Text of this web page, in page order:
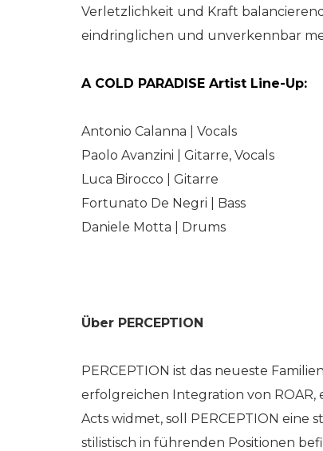
Verletzlichkeit und Kraft
eindringlichen und unverkennbar
A COLD PARADISE Artist Line-Up:
Antonio Calanna | Vocals
Paolo Avanzini | Gitarre, Vocals
Luca Birocco | Gitarre
Fortunato De Negri | Bass
Daniele Motta | Drums
Über PERCEPTION
PERCEPTION ist das neueste
erfolgreichen Integration von ROAR,
Acts widmet, soll PERCEPTION eine
stilistisch in führenden Positionen